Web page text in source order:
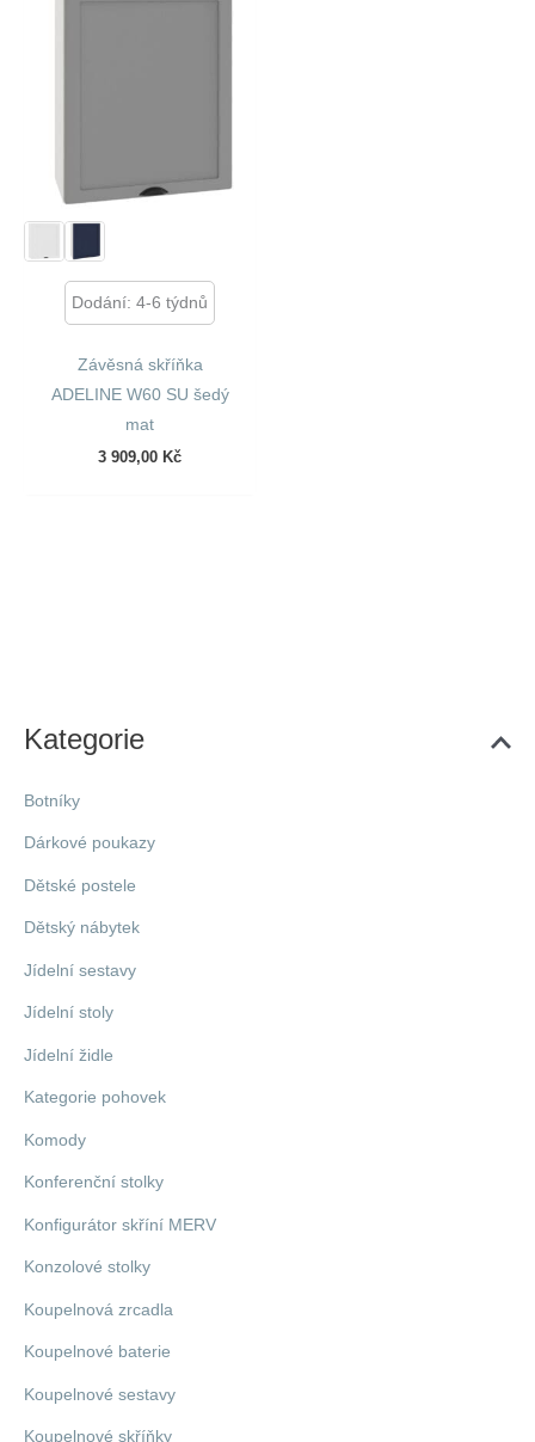
Kategorie
Botníky
Dárkové poukazy
Dětské postele
Dětský nábytek
Jídelní sestavy
Jídelní stoly
Jídelní židle
Kategorie pohovek
Komody
Konferenční stolky
Konfigurátor skříní MERV
Konzolové stolky
Koupelnová zrcadla
Koupelnové baterie
Koupelnové sestavy
Koupelnové skříňky
Dodání: 4-6 týdnů
Závěsná skříňka
ADELINE W60 SU šedý
mat
3 909,00 Kč